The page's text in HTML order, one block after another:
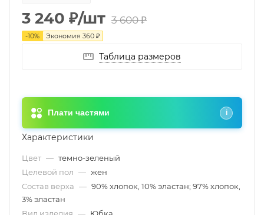
3 240 ₽/шт 3 600₽
-10% Экономия 360 ₽
Таблица размеров
Плати частями i
Характеристики
Цвет — темно-зеленый
Целевой пол — жен
Состав верха — 90% хлопок, 10% эластан; 97% хлопок,
3% эластан